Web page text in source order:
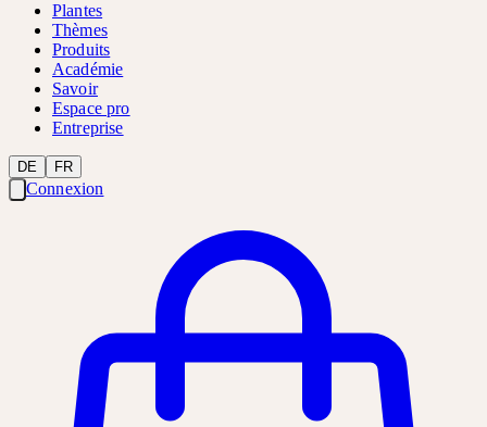
Plantes
Thèmes
Produits
Académie
Savoir
Espace pro
Entreprise
DE FR
Connexion